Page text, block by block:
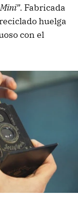
. Fabricada
huelga
con el